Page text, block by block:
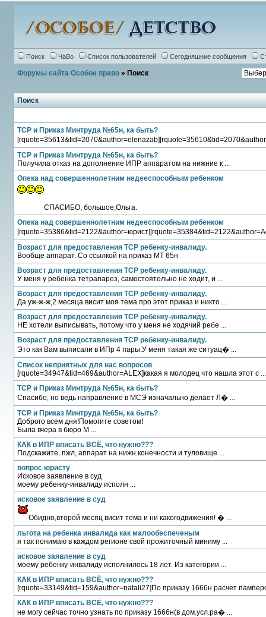
Поиск ЧаВо Список пользователей Сегодняшние сообщения
Форумы сайта Особое право» Поиск
Поиск
ТСР и Приказ Минтруда №65н, ка быть?
ТСР и Приказ Минтруда №65н, ка быть?
Получила отказ на дополнение ИПР аппаратом на нижние к ...
Опека над совершеннолетним недееспособным ребенком
СПАСИБО, большое,Ольга.
Опека над совершеннолетним недееспособным ребенком
Возраст для предоставления ТСР ребенку-инвалиду.
Вообще аппарат. Со ссылкой на приказ МТ 65н
Возраст для предоставления ТСР ребенку-инвалиду.
У меня у ребенка тетрапарез, самостоятельно не ходит, и ...
Возраст для предоставления ТСР ребенку-инвалиду.
Да уж-ж-ж,2 месяца висит моя тема про этот приказ и никто ...
Возраст для предоставления ТСР ребенку-инвалиду.
НЕ хотели выписывать, потому что у меня не ходячий ребе ...
Возраст для предоставления ТСР ребенку-инвалиду.
Это как Вам выписали в ИПр 4 пары.У меня такая же ситуац� ...
Список неприятных для нас вопросов
[rquote=34947&tid=469&author=ALEX]какая я молодец что нашла этот с ...
ТСР и Приказ Минтруда №65н, ка быть?
Спасибо, но ведь направление в МСЭ изначально делает Л� ...
ТСР и Приказ Минтруда №65н, ка быть?
Доброго всем дня!Помогите советом!
Была вчера в бюро М ...
КАК в ИПР вписать ВСЁ, что нужно???
Подскажите, пжл, аппарат на нижн.конечности и туловище ...
вопрос юристу
Исковое заявление в суд
моему ребенку-инвалиду исполн ...
исковое заявление в суд
Обидно,второй месяц висит тема и ни какогодвижения! � ...
льгота на ребенка инвалида как малообеспеченым
я так понимаю в каждом регионе свой прожиточный миниму ...
исковое заявление в суд
моему ребенку-инвалиду исполнилось 18 лет. Из категории ...
КАК в ИПР вписать ВСЁ, что нужно???
[rquote=33149&tid=159&author=natali27]По приказу 1666н расчет
КАК в ИПР вписать ВСЁ, что нужно???
не могу сейчас точно узнать по приказу 1666н(в дом.усл.ра� ...